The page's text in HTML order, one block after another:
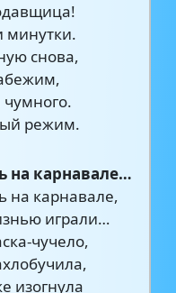
минутки.
снова,
чумного.
режим.
на карнавале…
на карнавале,
играли…
чучело,
изогнула